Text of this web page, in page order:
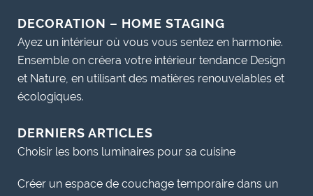
DECORATION – HOME STAGING
Ayez un intérieur où vous vous sentez en harmonie.
Ensemble on créera votre intérieur tendance Design
et Nature, en utilisant des matières renouvelables et
écologiques.
DERNIERS ARTICLES
Choisir les bons luminaires pour sa cuisine
Créer un espace de couchage temporaire dans un